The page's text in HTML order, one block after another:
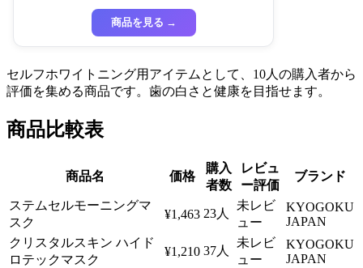
商品を見る →
セルフホワイトニング用アイテムとして、10人の購入者から
評価を集める商品です。歯の白さと健康を目指せます。
商品比較表
商品名 価格
購入
者数
レビュ
ー評価
ブランド
ステムセルモーニングマ
スク
¥1,463 23人
未レビ
ュー
KYOGOKU
JAPAN
クリスタルスキン ハイド
ロテックマスク
¥1,210 37人
未レビ
ュー
KYOGOKU
JAPAN